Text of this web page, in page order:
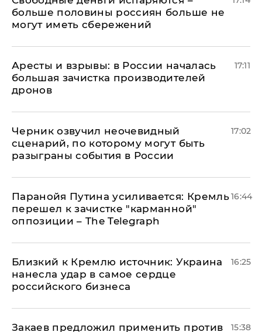
больше половины россиян больше не
могут иметь сбережений
Аресты и взрывы: в России началась
большая зачистка производителей
дронов
17:11
Черник озвучил неочевидный
сценарий, по которому могут быть
разыграны события в России
17:02
Паранойя Путина усиливается: Кремль
перешел к зачистке "карманной"
оппозиции – The Telegraph
16:44
Близкий к Кремлю источник: Украина
нанесла удар в самое сердце
российского бизнеса
16:25
Закаев предложил применить против
15:38